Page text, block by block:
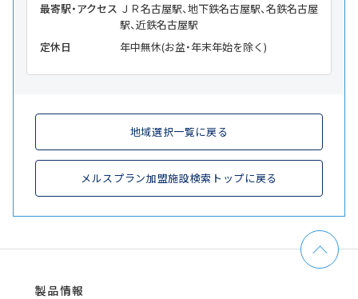
最寄駅・アクセス ＪＲ名古屋駅、地下鉄名古屋駅、名鉄名古屋
駅、近鉄名古屋駅
定休日
年中無休(お盆・年末年始を除く)
地域選択一覧に戻る
メルスプラン加盟施設検索トップに戻る
製品情報